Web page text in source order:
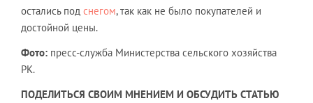
остались под снегом, так как не было покупателей и
достойной цены.
Фото: пресс-служба Министерства сельского хозяйства
РК.
ПОДЕЛИТЬСЯ СВОИМ МНЕНИЕМ И ОБСУДИТЬ СТАТЬЮ